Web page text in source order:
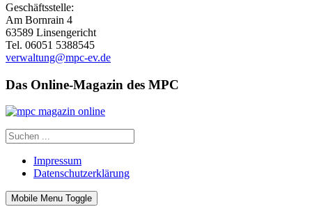
Geschäftsstelle:
Am Bornrain 4
63589 Linsengericht
Tel. 06051 5388545
verwaltung@mpc-ev.de
Das Online-Magazin des MPC
Impressum
Datenschutzerklärung
Mobile Menu Toggle